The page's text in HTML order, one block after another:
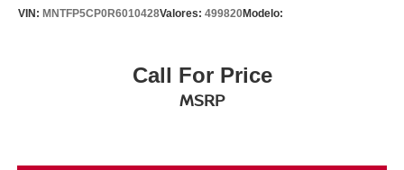
VIN: MNTFP5CP0R6010428Valores: 499820Modelo:
Call For Price
MSRP